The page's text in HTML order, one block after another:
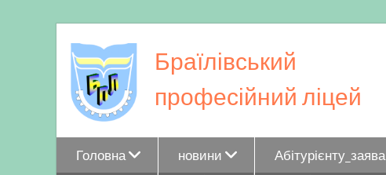
to
content
Браїлівський
професійний ліцей
Головна новини Абітурієнту_заява